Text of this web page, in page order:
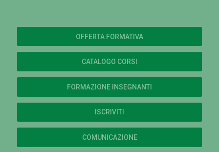
OFFERTA FORMATIVA
CATALOGO CORSI
FORMAZIONE INSEGNANTI
ISCRIVITI
COMUNICAZIONE